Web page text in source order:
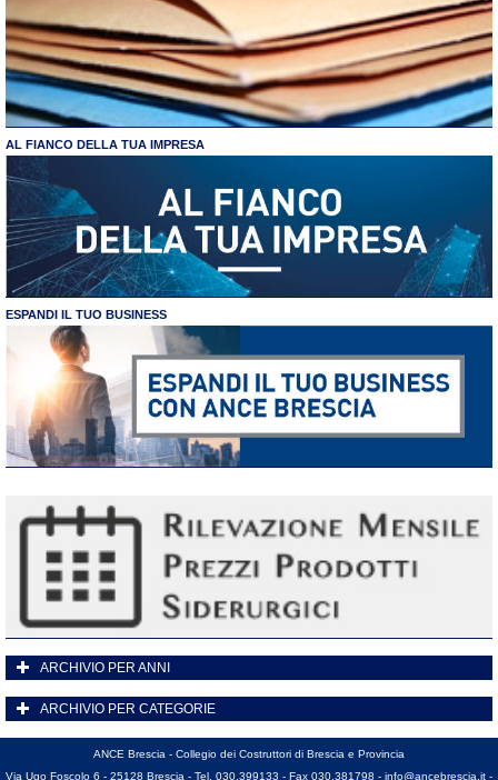
AL FIANCO DELLA TUA IMPRESA
ESPANDI IL TUO BUSINESS
ARCHIVIO PER ANNI
ARCHIVIO PER CATEGORIE
ANCE Brescia - Collegio dei Costruttori di Brescia e Provincia
Via Ugo Foscolo 6 - 25128 Brescia - Tel. 030.399133 - Fax 030.381798 - info@ancebrescia.it -